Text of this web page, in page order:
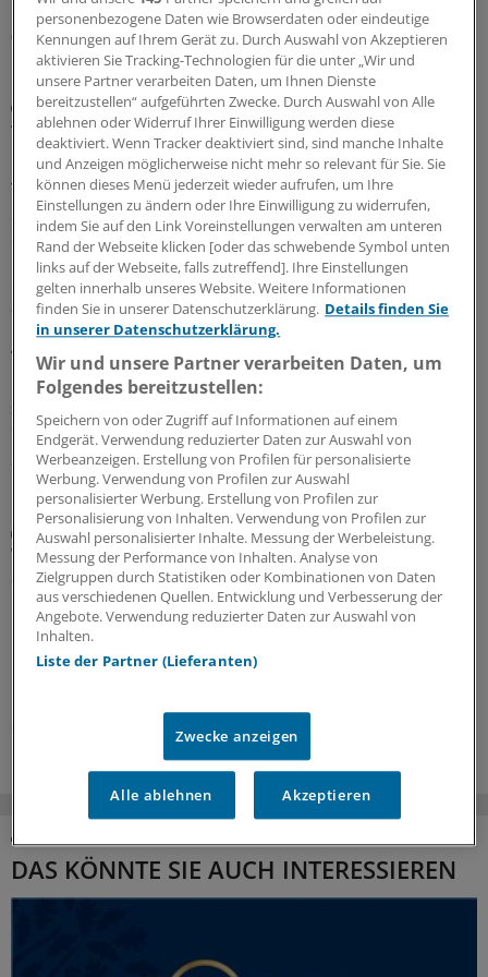
06.08.2026
„ÄrzteTag extra“-Podcast
Testosteronmangel: Worauf es in der
Hausarztpraxis ankommt
Testosteron beeinflusst weit mehr als nur die männliche
Sexualfunktion: Es erfüllt eine zentrale Funktion für
Stoffwechsel, Muskel- und Knochengesundheit, Psyche
und Herz-Kreislauf-System. Entsprechend vielfältig und
oft unspezifisch sind die Beschwerden bei einem Mangel
– dem männlichen Hypogonadismus. Hören Sie im
Podcast, welche Warnsignale in der hausärztlichen
Versorgung Hinweise geben können und welche
Chancen eine frühzeitige Diagnose bietet.
Germany GmbH, Berlin
31.07.2026
Schilddrüsenhormone
Wann Sie eine Therapie mit L-Thyroxin beginnen
– und wann überdenken sollten
L-Thyroxin ist eines der am häufigsten verordneten
Medikamente – nicht immer zu Recht. Wann eine
Behandlung mit Schilddrüsenhormonen indiziert ist,
DAS KÖNNTE SIE AUCH INTERESSIEREN
personenbezogene Daten wie Browserdaten oder eindeutige
Kennungen auf Ihrem Gerät zu. Durch Auswahl von Akzeptieren
aktivieren Sie Tracking-Technologien für die unter „Wir und
unsere Partner verarbeiten Daten, um Ihnen Dienste
bereitzustellen“ aufgeführten Zwecke. Durch Auswahl von Alle
ablehnen oder Widerruf Ihrer Einwilligung werden diese
deaktiviert. Wenn Tracker deaktiviert sind, sind manche Inhalte
und Anzeigen möglicherweise nicht mehr so relevant für Sie. Sie
können dieses Menü jederzeit wieder aufrufen, um Ihre
Einstellungen zu ändern oder Ihre Einwilligung zu widerrufen,
indem Sie auf den Link Voreinstellungen verwalten am unteren
Rand der Webseite klicken [oder das schwebende Symbol unten
links auf der Webseite, falls zutreffend]. Ihre Einstellungen
gelten innerhalb unseres Website. Weitere Informationen
finden Sie in unserer Datenschutzerklärung. Details finden Sie
in unserer Datenschutzerklärung.
Wir und unsere Partner verarbeiten Daten, um
Folgendes bereitzustellen:
Speichern von oder Zugriff auf Informationen auf einem
Endgerät. Verwendung reduzierter Daten zur Auswahl von
Werbeanzeigen. Erstellung von Profilen für personalisierte
Werbung. Verwendung von Profilen zur Auswahl
personalisierter Werbung. Erstellung von Profilen zur
Personalisierung von Inhalten. Verwendung von Profilen zur
Auswahl personalisierter Inhalte. Messung der Werbeleistung.
Messung der Performance von Inhalten. Analyse von
Zielgruppen durch Statistiken oder Kombinationen von Daten
aus verschiedenen Quellen. Entwicklung und Verbesserung der
Angebote. Verwendung reduzierter Daten zur Auswahl von
Inhalten.
Liste der Partner (Lieferanten)
Zwecke anzeigen
Alle ablehnen Akzeptieren